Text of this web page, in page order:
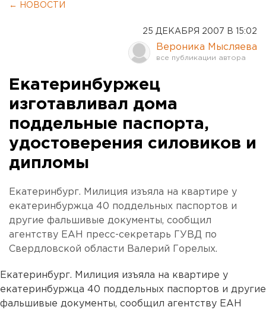
← НОВОСТИ
25 ДЕКАБРЯ 2007 В 15:02
Вероника Мысляева
Екатеринбуржец
изготавливал дома
поддельные паспорта,
удостоверения силовиков и
дипломы
Екатеринбург. Милиция изъяла на квартире у
екатеринбуржца 40 поддельных паспортов и
другие фальшивые документы, сообщил
агентству ЕАН пресс-секретарь ГУВД по
Свердловской области Валерий Горелых.
Екатеринбург. Милиция изъяла на квартире у
екатеринбуржца 40 поддельных паспортов и другие
фальшивые документы, сообщил агентству ЕАН